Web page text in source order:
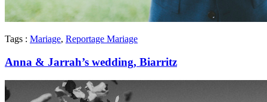
Tags : Mariage, Reportage Mariage
Anna & Jarrah’s wedding, Biarritz